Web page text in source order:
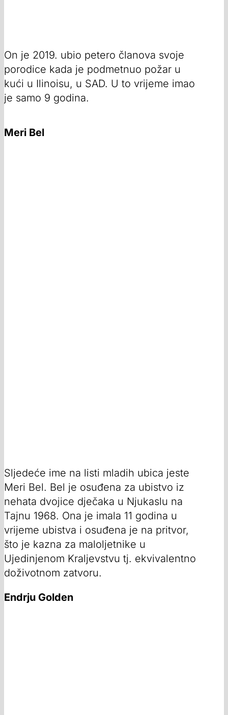
On je 2019. ubio petero članova svoje
porodice kada je podmetnuo požar u
kući u Ilinoisu, u SAD. U to vrijeme imao
je samo 9 godina.
Meri Bel
Sljedeće ime na listi mladih ubica jeste
Meri Bel. Bel je osuđena za ubistvo iz
nehata dvojice dječaka u Njukaslu na
Tajnu 1968. Ona je imala 11 godina u
vrijeme ubistva i osuđena je na pritvor,
što je kazna za maloljetnike u
Ujedinjenom Kraljevstvu tj. ekvivalentno
doživotnom zatvoru.
Endrju Golden